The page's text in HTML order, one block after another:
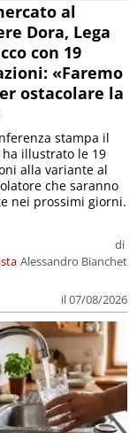
al
Dora, Lega
con 19
«Faremo
ostacolare la
di
Alessandro Bianchet
il 07/08/2026
stampa il
ha illustrato le 19
alla variante al
che saranno
nei prossimi giorni.